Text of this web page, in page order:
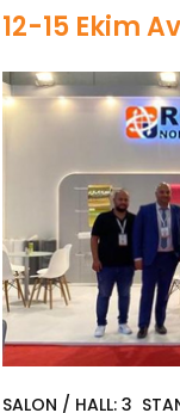
12-15 Ekim
SALON / HALL: 3